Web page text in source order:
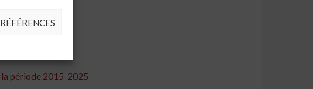
...
...
TCAC ...
période 2015-2025